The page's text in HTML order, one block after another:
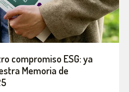
compromiso ESG: ya
Memoria de